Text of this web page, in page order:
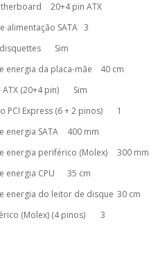
20+4 pin ATX
alimentação SATA 3
Sim
energia da placa-mãe
40 cm
(20+4 pin)
Sim
PCI Express (6 + 2 pinos)
1
energia SATA
400 mm
energia periférico (Molex)
300 mm
energia CPU
35 cm
energia do leitor de disque 30 cm
(Molex) (4 pinos)
3